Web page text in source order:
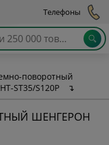
Телефоны
поворотный
ST35/S120P
↴
ШЕНГЕРОН